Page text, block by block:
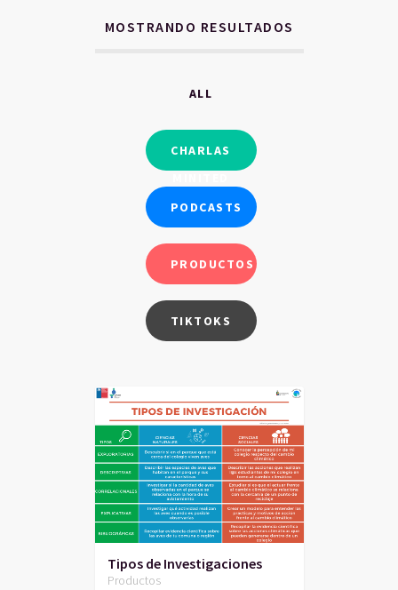
MOSTRANDO RESULTADOS
ALL
CHARLAS
PODCASTS
PRODUCTOS
TIKTOKS
Tipos de Investigaciones
Productos